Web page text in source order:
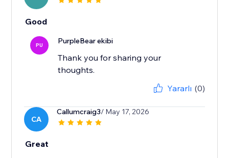
Good
PU PurpleBear ekibi
Thank you for sharing your
thoughts.
Yararlı (0)
CA
Callumcraig3/ May 17, 2026
Great